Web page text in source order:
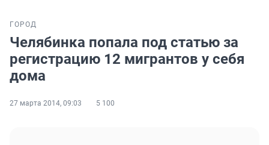
ГОРОД
Челябинка попала под статью за
регистрацию 12 мигрантов у себя
дома
27 марта 2014, 09:03 5 100